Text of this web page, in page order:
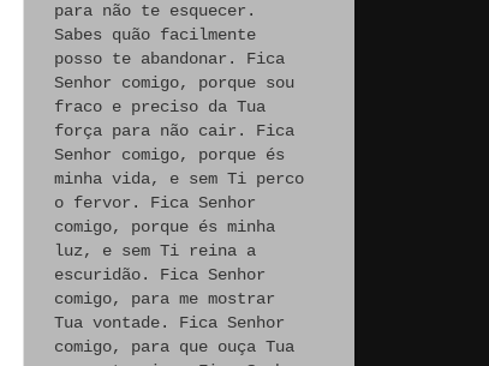
para não te esquecer.
Sabes quão facilmente
posso te abandonar. Fica
Senhor comigo, porque sou
fraco e preciso da Tua
força para não cair. Fica
Senhor comigo, porque és
minha vida, e sem Ti perco
o fervor. Fica Senhor
comigo, porque és minha
luz, e sem Ti reina a
escuridão. Fica Senhor
comigo, para me mostrar
Tua vontade. Fica Senhor
comigo, para que ouça Tua